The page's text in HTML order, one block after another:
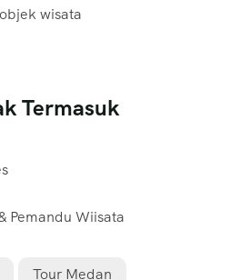
wisata
Termasuk
Pemandu Wiisata
Tour Medan